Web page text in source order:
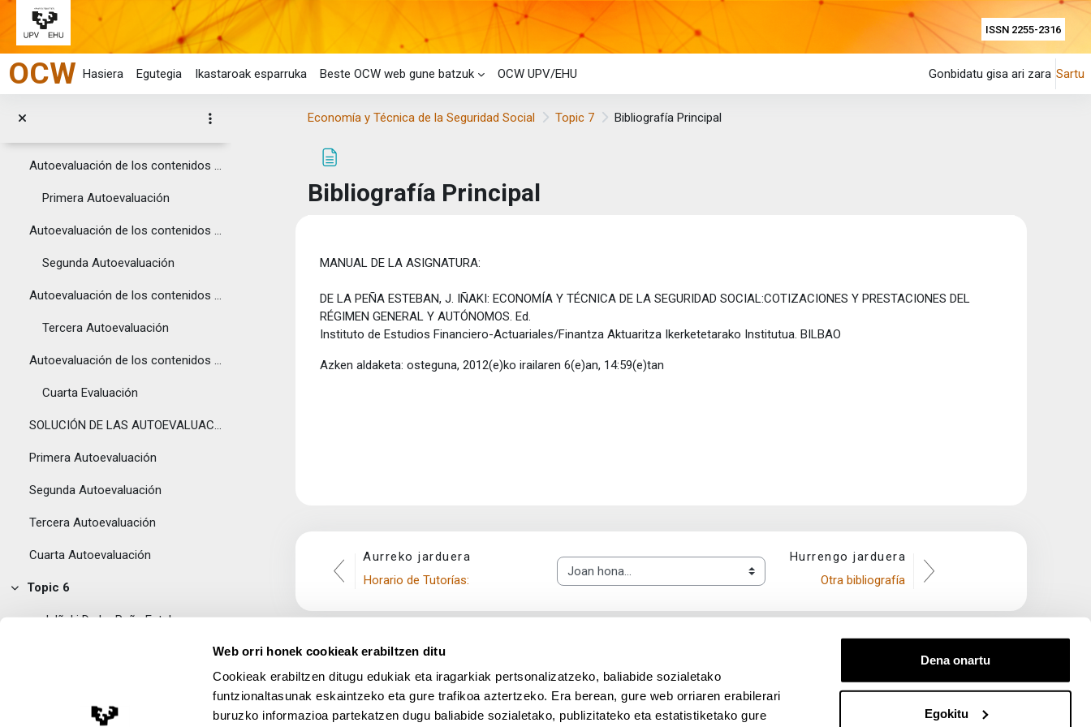
Web orri honek cookieak erabiltzen ditu
Cookieak erabiltzen ditugu edukiak eta iragarkiak pertsonalizatzeko, baliabide sozialetako
funtzionaltasunak eskaintzeko eta gure trafikoa aztertzeko. Era berean, gure web orriaren erabilerari
buruzko informazioa partekatzen dugu baliabide sozialetako, publizitateko eta estatistiketako gure
Dena onartu
Egokitu
ISSN 2255-2316
Joan eduki nagusira zuzenean
OCW Hasiera Egutegia Ikastaroak esparruka Beste OCW web gune batzuk OCW UPV/EHU Gonbidatu gisa ari zara Sartu
SUPUESTO PROPUESTO PRÁCTICO FINAL II
RESOLUCIÓN DE SUPUESTO PRÁCTICO FINAL II
Autoevaluación de los contenidos correspondienteas...
Primera Autoevaluación
Autoevaluación de los contenidos correspondienteas...
Segunda Autoevaluación
Autoevaluación de los contenidos correspondienteas...
Tercera Autoevaluación
Autoevaluación de los contenidos correspondienteas...
Cuarta Evaluación
SOLUCIÓN DE LAS AUTOEVALUACIONES ANTERIORES:
Primera Autoevaluación
Segunda Autoevaluación
Tercera Autoevaluación
Cuarta Autoevaluación
Tolestu
Topic 6
J. Iñaki De La Peña Esteban
Economía y Técnica de la Seguridad Social Topic 7 Bibliografía Principal
Bibliografía Principal
MANUAL DE LA ASIGNATURA:
DE LA PEÑA ESTEBAN, J. IÑAKI: ECONOMÍA Y TÉCNICA DE LA SEGURIDAD SOCIAL:COTIZACIONES Y PRESTACIONES DEL
RÉGIMEN GENERAL Y AUTÓNOMOS. Ed.
Instituto de Estudios Financiero-Actuariales/Finantza Aktuaritza Ikerketetarako Institutua. BILBAO
Azken aldaketa: osteguna, 2012(e)ko irailaren 6(e)an, 14:59(e)tan
Aurreko jarduera
Horario de Tutorías:
Joan hona...
Hurrengo jarduera
Otra bibliografía
Lege Oharra App deskargatu UPV/EHU en Facebook (abre ventana nueva)
UPV/EHU en Twitter (abre ventana nueva)
UPV/EHU en LinkedIn (abre ventana nueva)
UPV/EHU en YouTube (abre ventana nueva)